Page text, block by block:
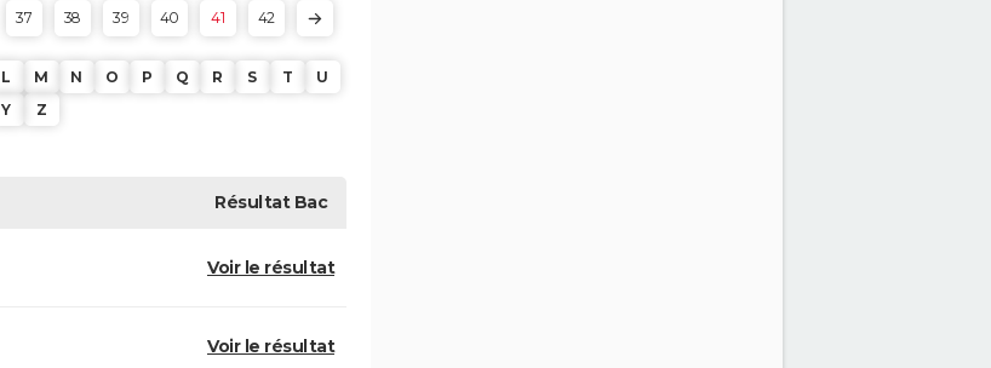
37 38 39 40 41 42
L M N O P Q R S T
U
Y Z
RésultatBac
Voir le résultat
Voir le résultat